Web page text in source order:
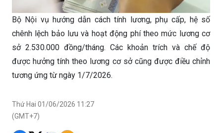
Bộ Nội vụ hướng dẫn cách tính lương, phụ cấp, hệ số
chênh lệch bảo lưu và hoạt động phí theo mức lương cơ
sở 2.530.000 đồng/tháng. Các khoản trích và chế độ
tương ứng từ ngày 1/7/2026.